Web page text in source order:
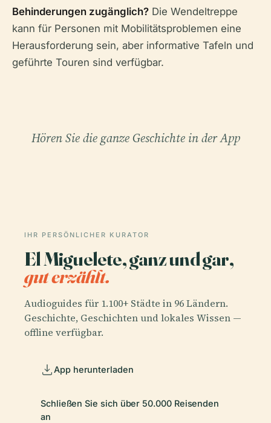
Behinderungen zugänglich? Die Wendeltreppe
kann für Personen mit Mobilitätsproblemen eine
Herausforderung sein, aber informative Tafeln und
geführte Touren sind verfügbar.
Hören Sie die ganze Geschichte in der App
IHR PERSÖNLICHER KURATOR
El Miguelete, ganz und gar,
gut erzählt.
Audioguides für 1.100+ Städte in 96 Ländern.
Geschichte, Geschichten und lokales Wissen —
offline verfügbar.
App herunterladen
Schließen Sie sich über 50.000 Reisenden
an